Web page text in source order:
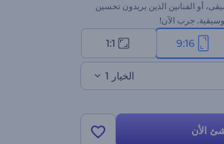
أو الفنانين الذين يريدون تحسين
جرب الآن!
9:16
1:1
الخيار 1
الأن